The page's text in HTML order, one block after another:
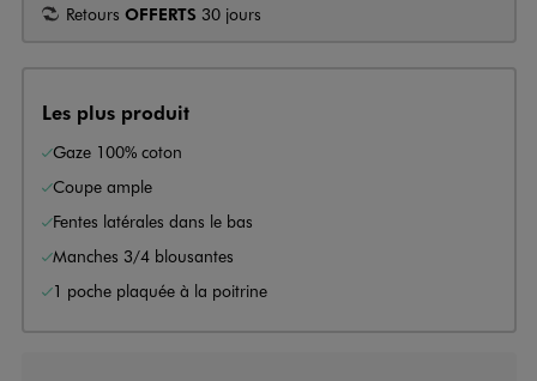
Retours OFFERTS 30 jours
Les plus produit
Gaze 100% coton
Coupe ample
Fentes latérales dans le bas
Manches 3/4 blousantes
1 poche plaquée à la poitrine